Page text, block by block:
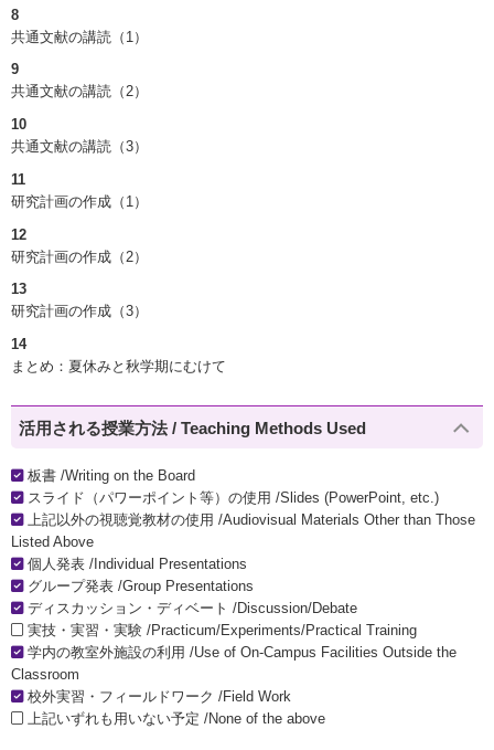
8
共通文献の講読（1）
9
共通文献の講読（2）
10
共通文献の講読（3）
11
研究計画の作成（1）
12
研究計画の作成（2）
13
研究計画の作成（3）
14
まとめ：夏休みと秋学期にむけて
活用される授業方法 / Teaching Methods Used
板書 /Writing on the Board
スライド（パワーポイント等）の使用 /Slides (PowerPoint, etc.)
上記以外の視聴覚教材の使用 /Audiovisual Materials Other than Those
Listed Above
個人発表 /Individual Presentations
グループ発表 /Group Presentations
ディスカッション・ディベート /Discussion/Debate
実技・実習・実験 /Practicum/Experiments/Practical Training
学内の教室外施設の利用 /Use of On-Campus Facilities Outside the
Classroom
校外実習・フィールドワーク /Field Work
上記いずれも用いない予定 /None of the above